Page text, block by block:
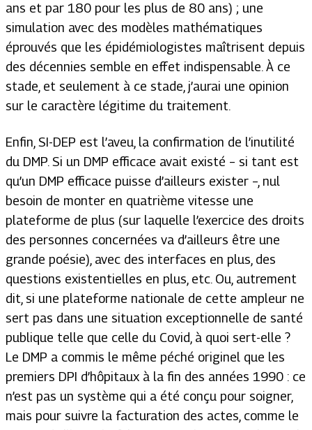
ans et par 180 pour les plus de 80 ans) ; une
simulation avec des modèles mathématiques
éprouvés que les épidémiologistes maîtrisent depuis
des décennies semble en effet indispensable. À ce
stade, et seulement à ce stade, j’aurai une opinion
sur le caractère légitime du traitement.
Enfin, SI-DEP est l’aveu, la confirmation de l’inutilité
du DMP. Si un DMP efficace avait existé – si tant est
qu’un DMP efficace puisse d’ailleurs exister –, nul
besoin de monter en quatrième vitesse une
plateforme de plus (sur laquelle l’exercice des droits
des personnes concernées va d’ailleurs être une
grande poésie), avec des interfaces en plus, des
questions existentielles en plus, etc. Ou, autrement
dit, si une plateforme nationale de cette ampleur ne
sert pas dans une situation exceptionnelle de santé
publique telle que celle du Covid, à quoi sert-elle ?
Le DMP a commis le même péché originel que les
premiers DPI d’hôpitaux à la fin des années 1990 : ce
n’est pas un système qui a été conçu pour soigner,
mais pour suivre la facturation des actes, comme le